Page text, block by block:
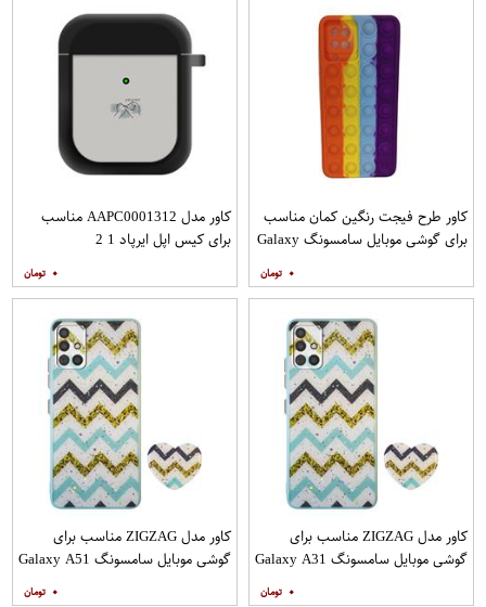
کاور طرح فیجت رنگین کمان مناسب
برای گوشی موبایل سامسونگ Galaxy
۰
کاور مدل AAPC0001312 مناسب
برای کیس اپل ایرپاد 1 2
۰
کاور مدل ZIGZAG مناسب برای
گوشی موبایل سامسونگ Galaxy A31
۰
کاور مدل ZIGZAG مناسب برای
گوشی موبایل سامسونگ Galaxy A51
۰